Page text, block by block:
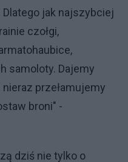
jak najszybciej
czołgi,
samoloty. Dajemy
przełamujemy
broni" -
dziś nie tylko o